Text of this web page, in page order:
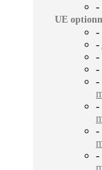
-
UE
-
-
-
-
-
-
-
-